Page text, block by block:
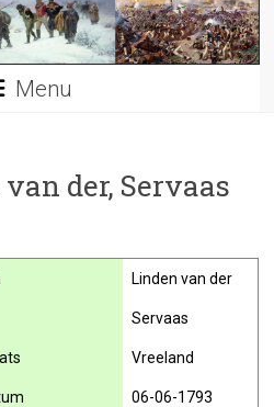
Menu
der, Servaas
Linden van der
Servaas
Vreeland
06-06-1793